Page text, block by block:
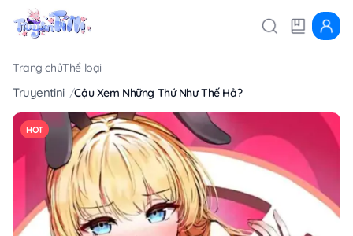
Trang chủThể loại
Truyentini Cậu Xem Những Thứ Như Thế Hả?
HOT